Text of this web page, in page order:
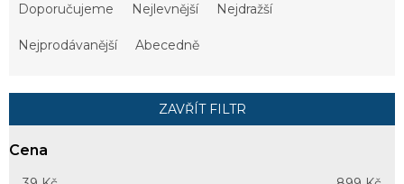
r
o
Doporučujeme Nejlevnější Nejdražší
Nejprodávanější Abecedně
ZAVŘÍT FILTR
Cena